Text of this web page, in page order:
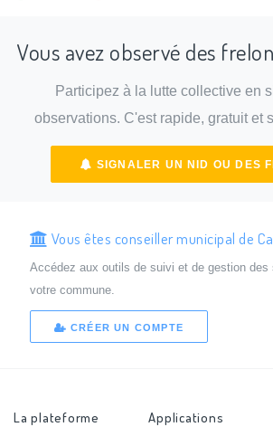
Vous avez observé des
Participez à la lutte collective en
observations. C'est rapide, gratuit et
SIGNALER UN NID OU DES
Vous êtes conseiller municipal de
Accédez aux outils de suivi et de gestion des
votre commune.
CRÉER UN COMPTE
La plateforme
Applications